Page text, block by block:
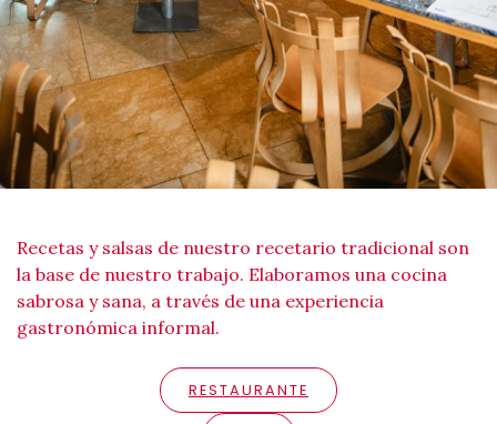
Recetas y salsas de nuestro recetario tradicional son
la base de nuestro trabajo. Elaboramos una cocina
sabrosa y sana, a través de una experiencia
gastronómica informal.
RESTAURANTE